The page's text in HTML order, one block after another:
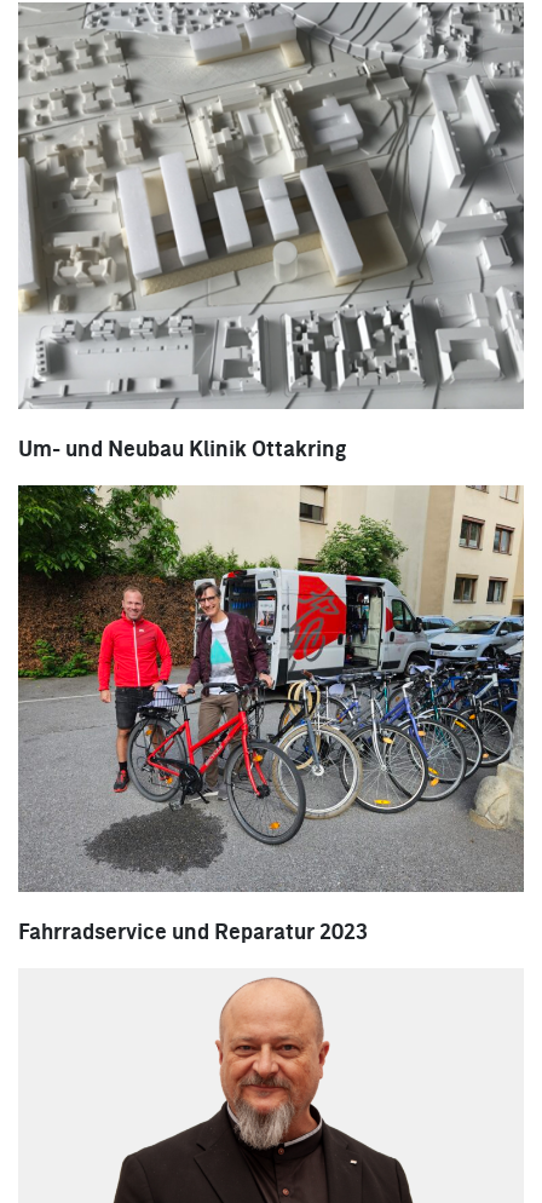
Um- und Neubau Klinik Ottakring
Fahrradservice und Reparatur 2023